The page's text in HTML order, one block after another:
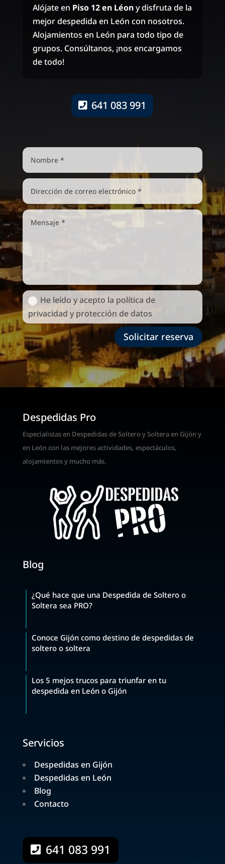
Alójate en Piso 12 en Léony disfruta de la
mejor despedida en León con nosotros.
Alojamientos en León para todo tipo de
grupos. Consúltanos, ¡nos encargamos
de todo!
641 083 991
He leído y acepto la política de
privacidad y protección de datos
Solicitar reserva
Despedidas Pro
Especialistas en Despedidas de Soltero y Soltera en Gijón y
en León con las mejores actividades, espectáculos,
alojamientos y mucho más.
Blog
¿Qué hace que una Despedida de Soltero o
Soltera sea PRO?
Conoce Gijón como destino de despedidas de
soltero o soltera
Los 5 mejos trucos para triunfar en tu
despedida en León o Gijón
Servicios
Despedidas en Gijón
Despedidas en León
Blog
Contacto
641 083 991